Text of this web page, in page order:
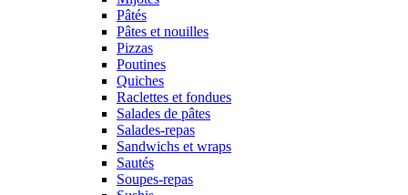
Pâtés
Pâtes et nouilles
Pizzas
Poutines
Quiches
Raclettes et fondues
Salades de pâtes
Salades-repas
Sandwichs et wraps
Sautés
Soupes-repas